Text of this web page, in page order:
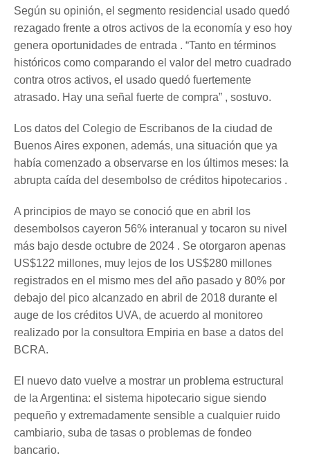
Según su opinión, el segmento residencial usado quedó
rezagado frente a otros activos de la economía y eso hoy
genera oportunidades de entrada . “Tanto en términos
históricos como comparando el valor del metro cuadrado
contra otros activos, el usado quedó fuertemente
atrasado. Hay una señal fuerte de compra” , sostuvo.
Los datos del Colegio de Escribanos de la ciudad de
Buenos Aires exponen, además, una situación que ya
había comenzado a observarse en los últimos meses: la
abrupta caída del desembolso de créditos hipotecarios .
A principios de mayo se conoció que en abril los
desembolsos cayeron 56% interanual y tocaron su nivel
más bajo desde octubre de 2024 . Se otorgaron apenas
US$122 millones, muy lejos de los US$280 millones
registrados en el mismo mes del año pasado y 80% por
debajo del pico alcanzado en abril de 2018 durante el
auge de los créditos UVA, de acuerdo al monitoreo
realizado por la consultora Empiria en base a datos del
BCRA.
El nuevo dato vuelve a mostrar un problema estructural
de la Argentina: el sistema hipotecario sigue siendo
pequeño y extremadamente sensible a cualquier ruido
cambiario, suba de tasas o problemas de fondeo
bancario.